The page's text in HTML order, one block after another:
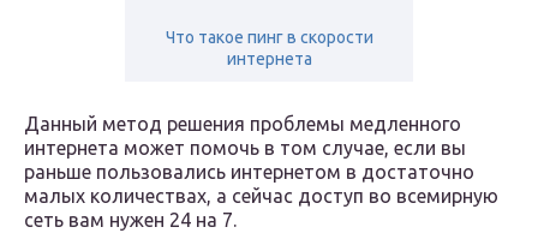
Что такое пинг в скорости
интернета
Данный метод решения проблемы медленного
интернета может помочь в том случае, если вы
раньше пользовались интернетом в достаточно
малых количествах, а сейчас доступ во всемирную
сеть вам нужен 24 на 7.